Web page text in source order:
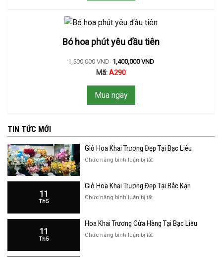
Bó hoa phút yêu đầu tiên
1,500,000VND 1,400,000VND
Mã:A290
Mua ngay
TIN TỨC MỚI
Giỏ Hoa Khai Trương Đẹp Tại Bạc Liêu
Chức năng bình luận bị tắtở
Khai
Đẹp
Liêu
11
Th5
Giỏ Hoa Khai Trương Đẹp Tại Bắc Kạn
Chức năng bình luận bị tắtở
Khai
Đẹp
11
Th5
Hoa Khai Trương Cửa Hàng Tại Bạc Liêu
Chức năng bình luận bị tắtở